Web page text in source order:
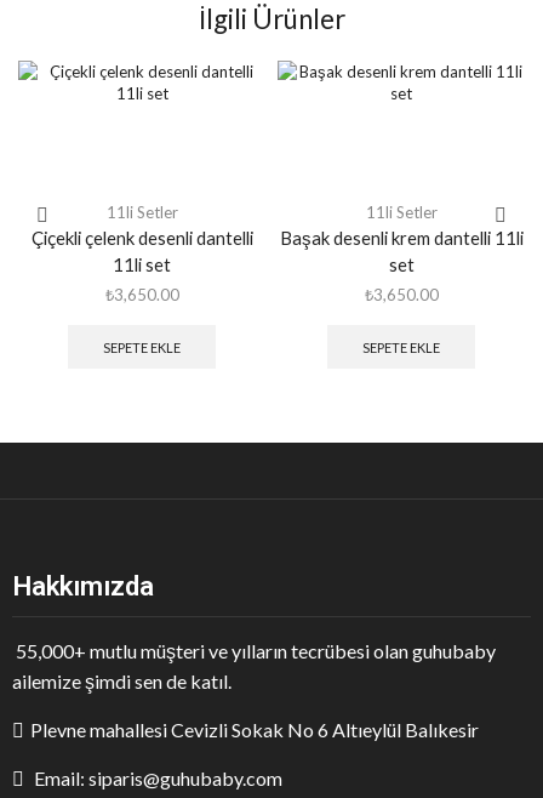
İlgili Ürünler
11li Setler
Çiçekli çelenk desenli dantelli
11li set
₺3,650.00
SEPETE EKLE
11li Setler
Başak desenli krem dantelli 11li
set
₺3,650.00
SEPETE EKLE
Hakkımızda
55,000+ mutlu müşteri ve yılların tecrübesi olan guhubaby
ailemize şimdi sen de katıl.
Plevne mahallesi Cevizli Sokak No 6 Altıeylül Balıkesir
Email: siparis@guhubaby.com